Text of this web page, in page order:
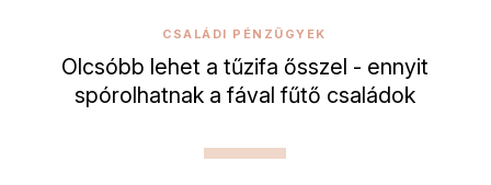
CSALÁDI PÉNZÜGYEK
Olcsóbb lehet a tűzifa ősszel - ennyit
spórolhatnak a fával fűtő családok